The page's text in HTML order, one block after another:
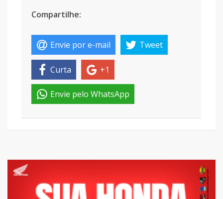
Compartilhe:
Envie por e-mail Tweet
Curta +1
Envie pelo WhatsApp